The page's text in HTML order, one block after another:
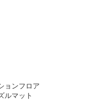
ョンフロア
ルマット